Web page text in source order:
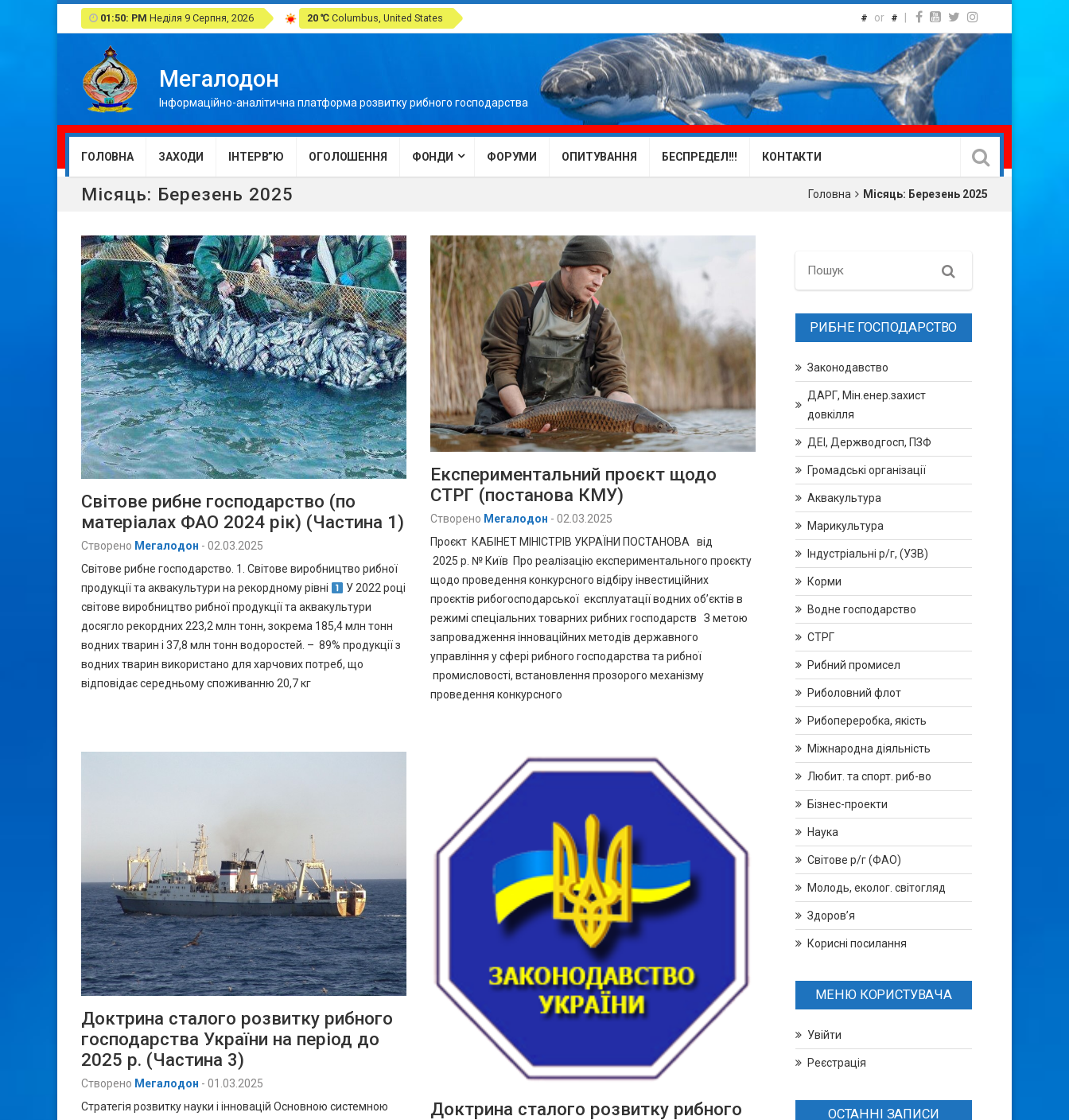
01:50: PM Неділя 9 Серпня, 2026 20 ℃ Columbus, United States # or #
Мегалодон
Інформаційно-аналітична платформа розвитку рибного господарства
ГОЛОВНА ЗАХОДИ ІНТЕРВ”Ю ОГОЛОШЕННЯ ФОНДИ ФОРУМИ ОПИТУВАННЯ БЕСПРЕДЕЛ!!! КОНТАКТИ
Місяць: Березень 2025 Головна Місяць: Березень 2025
Світове рибне господарство (по
матеріалах ФАО 2024 рік) (Частина 1)
Створено Мегалодон - 02.03.2025
Світове рибне господарство. 1. Світове виробництво рибної
продукції та аквакультури на рекордному рівні
У 2022 році
світове виробництво рибної продукції та аквакультури
досягло рекордних 223,2 млн тонн, зокрема 185,4 млн тонн
водних тварин і 37,8 млн тонн водоростей. – 89% продукції з
водних тварин використано для харчових потреб, що
відповідає середньому споживанню 20,7 кг
Експериментальний проєкт щодо
СТРГ (постанова КМУ)
Створено Мегалодон - 02.03.2025
Проєкт КАБІНЕТ МІНІСТРІВ УКРАЇНИ ПОСТАНОВА від
2025 р. № Київ Про реалізацію експериментального проєкту
щодо проведення конкурсного відбіру інвестиційних
проєктів рибогосподарської експлуатації водних об’єктів в
режимі спеціальних товарних рибних господарств З метою
запровадження інноваційних методів державного
управління у сфері рибного господарства та рибної
промисловості, встановлення прозорого механізму
проведення конкурсного
Доктрина сталого розвитку рибного
господарства України на період до
2025 р. (Частина 3)
Створено Мегалодон - 01.03.2025
Стратегія розвитку науки і інновацій Основною системною
Доктрина сталого розвитку рибного
Search
РИБНЕ ГОСПОДАРСТВО
Законодавство
ДАРГ, Мін.енер.захист
довкілля
ДЕІ, Держводгосп, ПЗФ
Громадські організації
Аквакультура
Марикультура
Індустріальні р/г, (УЗВ)
Корми
Водне господарство
СТРГ
Рибний промисел
Риболовний флот
Рибопереробка, якість
Міжнародна діяльність
Любит. та спорт. риб-во
Бізнес-проекти
Наука
Світове р/г (ФАО)
Молодь, еколог. світогляд
Здоров’я
Корисні посилання
МЕНЮ КОРИСТУВАЧА
Увійти
Реєстрація
ОСТАННІ ЗАПИСИ